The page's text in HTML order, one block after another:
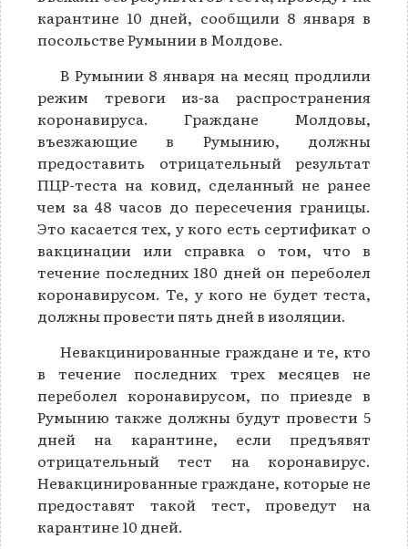
карантине 10 дней, сообщили 8 января в
посольстве Румынии в Молдове.
В Румынии 8 января на месяц продлили
режим тревоги из-за распространения
коронавируса. Граждане Молдовы,
въезжающие в Румынию, должны
предоставить отрицательный результат
ПЦР-теста на ковид, сделанный не ранее
чем за 48 часов до пересечения границы.
Это касается тех, у кого есть сертификат о
вакцинации или справка о том, что в
течение последних 180 дней он переболел
коронавирусом. Те, у кого не будет теста,
должны провести пять дней в изоляции.
Невакцинированные граждане и те, кто
в течение последних трех месяцев не
переболел коронавирусом, по приезде в
Румынию также должны будут провести 5
дней на карантине, если предъявят
отрицательный тест на коронавирус.
Невакцинированные граждане, которые не
предоставят такой тест, проведут на
карантине 10 дней.